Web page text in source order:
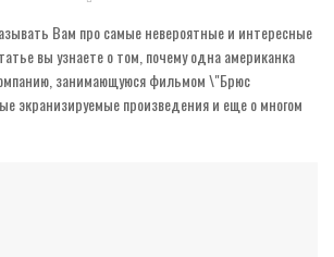
Вам про самые невероятные и интересные
вы узнаете о том, почему одна американка
занимающуюся фильмом \"Брюс
экранизируемые произведения и еще о многом